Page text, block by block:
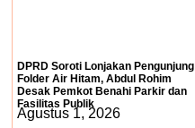
DPRD Soroti Lonjakan Pengunjung
Folder Air Hitam, Abdul Rohim
Desak Pemkot Benahi Parkir dan
Fasilitas Publik
Agustus 1, 2026